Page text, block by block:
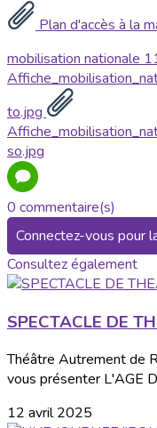
Plan d'accès à la
mobilisation nationale
to.jpg
so.jpg
0 commentaire(s)
Connectez-vous pour
Consultez également
SPECTACLE DE
Théâtre Autrement de
vous présenter L'AGE
12 avril 2025